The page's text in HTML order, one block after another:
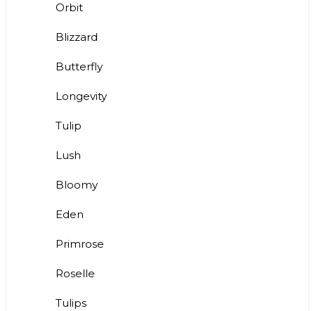
Orbit
Blizzard
Butterfly
Longevity
Tulip
Lush
Bloomy
Eden
Primrose
Roselle
Tulips